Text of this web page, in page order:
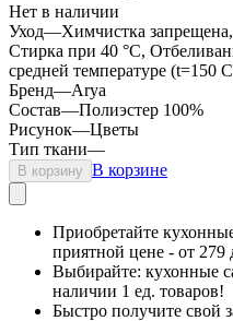
Нет в наличии
Уход—Химчистка
Стирка при 40 °С,
средней температуре (t=150
Бренд—Arya
Состав—Полиэстер 100%
Рисунок—Цветы
Тип ткани—
В корзину В корзине
Приобретайте
приятной цене - от 279
Выбирайте: кухонные
наличии 1 ед. товаров!
Быстро получите свой